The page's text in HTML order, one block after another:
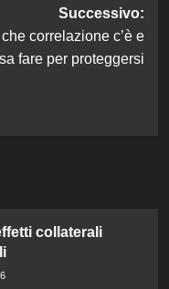
Successivo:
correlazione c’è e
fare per proteggersi
collaterali